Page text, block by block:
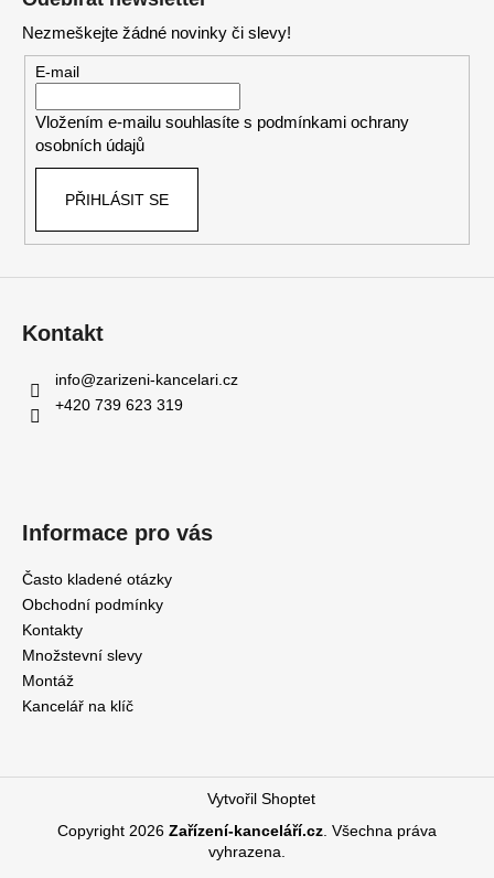
Nezmeškejte žádné novinky či slevy!
E-mail
Vložením e-mailu souhlasíte s podmínkami ochrany
osobních údajů
PŘIHLÁSIT SE
Kontakt
info@zarizeni-kancelari.cz
+420 739 623 319
Informace pro vás
Často kladené otázky
Obchodní podmínky
Kontakty
Množstevní slevy
Montáž
Kancelář na klíč
Vytvořil Shoptet
Copyright 2026 Zařízení-kanceláří.cz . Všechna práva
vyhrazena.